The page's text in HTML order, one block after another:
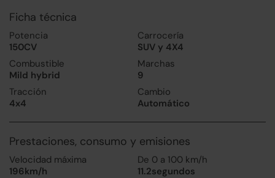
Ficha técnica
Potencia
150CV
Carrocería
SUV y 4X4
Combustible
Mild hybrid
Marchas
9
Tracción
4x4
Cambio
Automático
Prestaciones, consumo y emisiones
Velocidad máxima
196km/h
De 0 a 100 km/h
11.2segundos